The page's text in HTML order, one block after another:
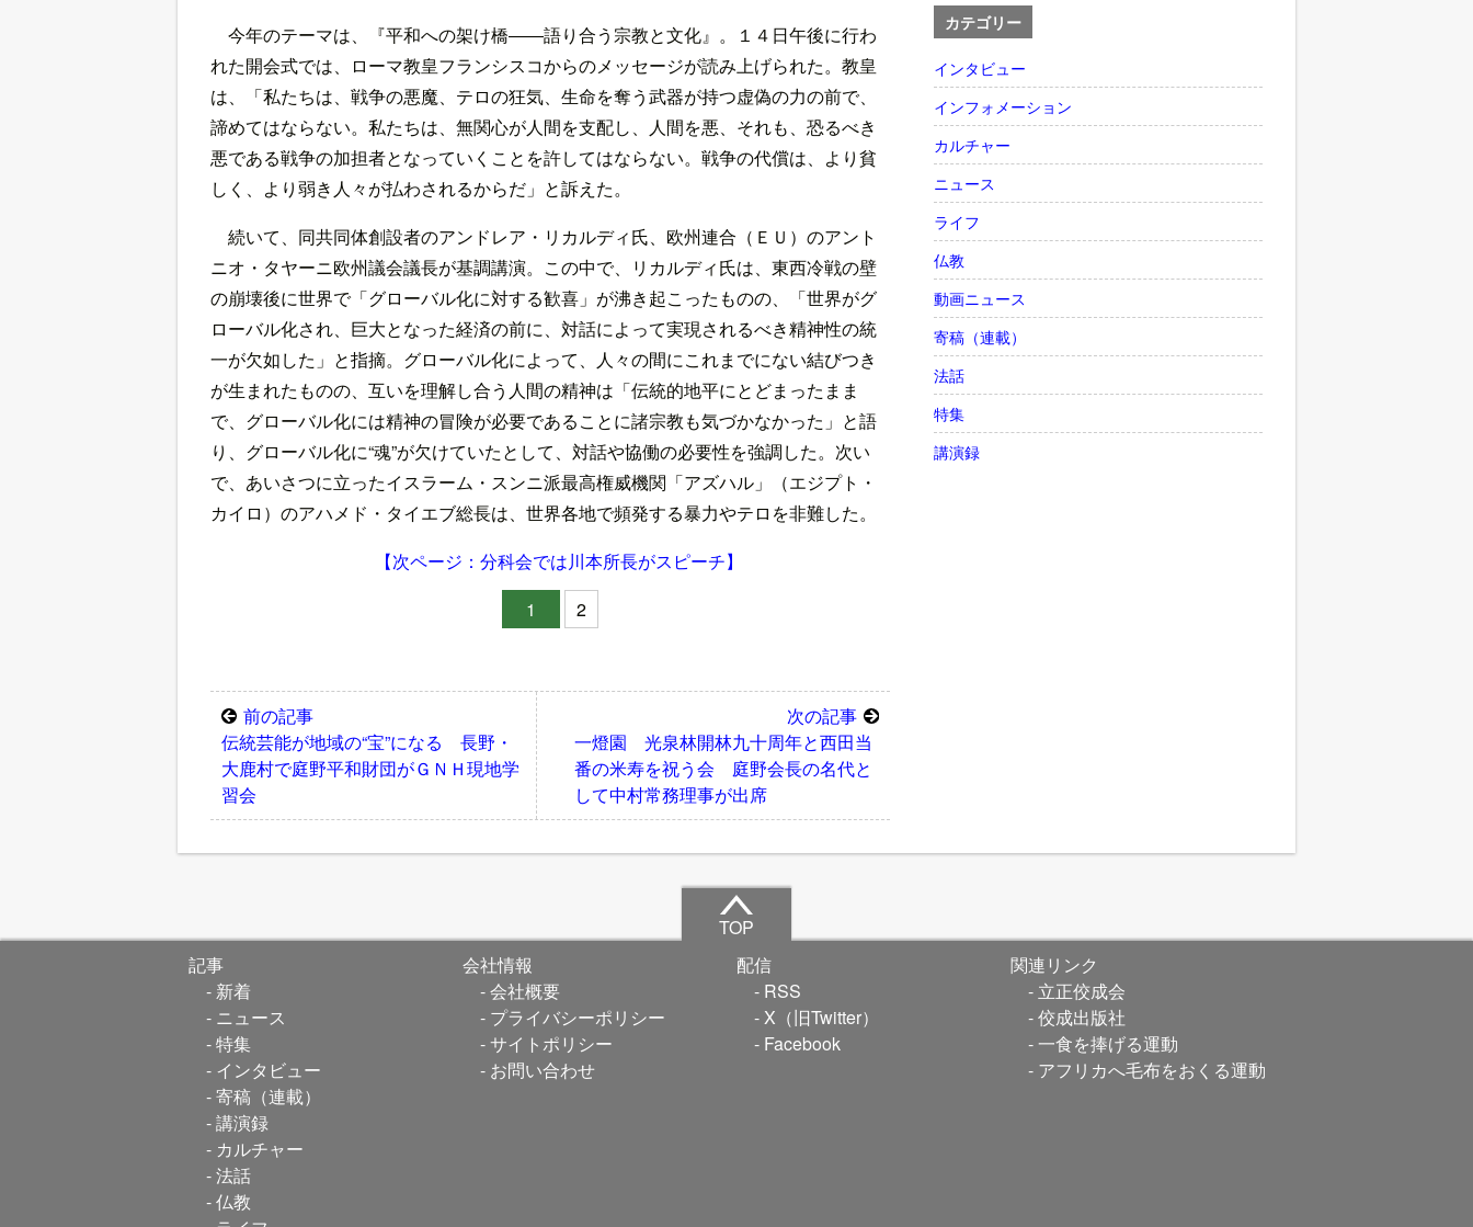
今年のテーマは、『平和への架け橋――語り合う宗教と文化』。１４日午後に行わ
れた開会式では、ローマ教皇フランシスコからのメッセージが読み上げられた。教皇
は、「私たちは、戦争の悪魔、テロの狂気、生命を奪う武器が持つ虚偽の力の前で、
諦めてはならない。私たちは、無関心が人間を支配し、人間を悪、それも、恐るべき
悪である戦争の加担者となっていくことを許してはならない。戦争の代償は、より貧
しく、より弱き人々が払わされるからだ」と訴えた。
続いて、同共同体創設者のアンドレア・リカルディ氏、欧州連合（ＥＵ）のアント
ニオ・タヤーニ欧州議会議長が基調講演。この中で、リカルディ氏は、東西冷戦の壁
の崩壊後に世界で「グローバル化に対する歓喜」が沸き起こったものの、「世界がグ
ローバル化され、巨大となった経済の前に、対話によって実現されるべき精神性の統
一が欠如した」と指摘。グローバル化によって、人々の間にこれまでにない結びつき
が生まれたものの、互いを理解し合う人間の精神は「伝統的地平にとどまったまま
で、グローバル化には精神の冒険が必要であることに諸宗教も気づかなかった」と語
り、グローバル化に“魂”が欠けていたとして、対話や協働の必要性を強調した。次い
で、あいさつに立ったイスラーム・スンニ派最高権威機関「アズハル」（エジプト・
カイロ）のアハメド・タイエブ総長は、世界各地で頻発する暴力やテロを非難した。
【次ページ：分科会では川本所長がスピーチ】
1
2
前の記事
伝統芸能が地域の“宝”になる 長野・
大鹿村で庭野平和財団がＧＮＨ現地学
習会
次の記事
一燈園 光泉林開林九十周年と西田当
番の米寿を祝う会 庭野会長の名代と
して中村常務理事が出席
カテゴリー
インタビュー
インフォメーション
カルチャー
ニュース
ライフ
仏教
動画ニュース
寄稿（連載）
法話
特集
講演録
TOP
記事
新着
ニュース
特集
インタビュー
寄稿（連載）
講演録
カルチャー
法話
仏教
会社情報
会社概要
プライバシーポリシー
サイトポリシー
お問い合わせ
配信
RSS
X（旧Twitter）
Facebook
関連リンク
立正佼成会
佼成出版社
一食を捧げる運動
アフリカへ毛布をおくる運動